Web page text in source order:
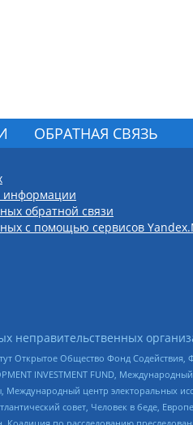
ОБРАТНАЯ СВЯЗЬ
информации
обратной связи
с помощью сервисов
Открытое Общество Фонд
INVESTMENT FUND,
Международный центр электоральных
совет, Человек в беде,